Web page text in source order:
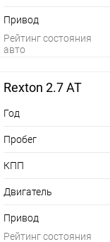
Привод
Рейтинг состояния
авто
Rexton 2.7 AT
Год
Пробег
КПП
Двигатель
Привод
Рейтинг состояния